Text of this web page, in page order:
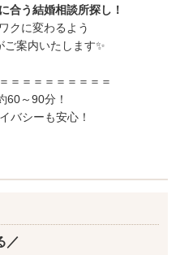
合う結婚相談所探し！
クに変わるよう
案内いたします✨
＝＝＝＝＝＝＝＝＝
60～90分！
バシーも安心！
／